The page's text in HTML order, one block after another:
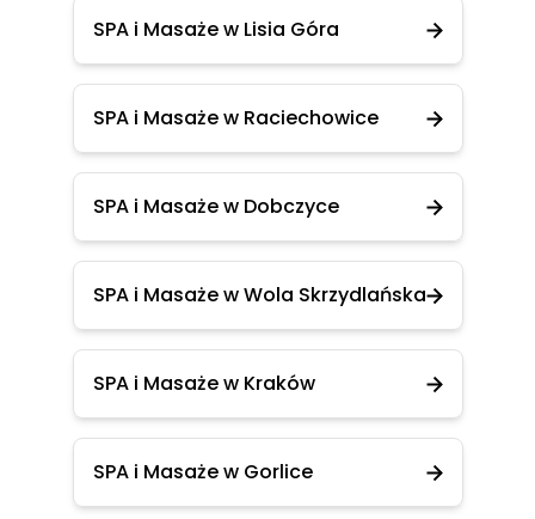
SPA i Masaże w Lisia Góra
SPA i Masaże w Raciechowice
SPA i Masaże w Dobczyce
SPA i Masaże w Wola Skrzydlańska
SPA i Masaże w Kraków
SPA i Masaże w Gorlice